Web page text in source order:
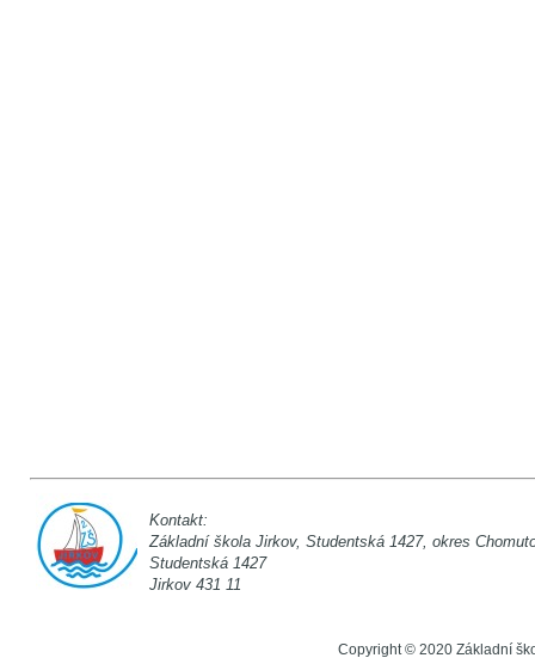
Kontakt:
Základní škola Jirkov, Studentská
Studentská
Jirkov 431 11
Copyright © 2020 Základní